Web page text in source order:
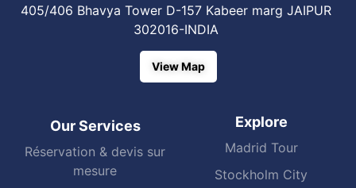
405/406 Bhavya Tower D-157 Kabeer marg JAIPUR
302016-INDIA
View Map
Our Services
Réservation & devis sur
mesure
Explore
Madrid Tour
Stockholm City